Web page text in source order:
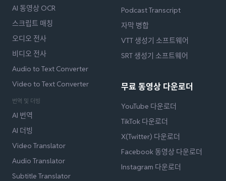
AI 동영상 OCR
스크립트 매칭
오디오 전사
비디오 전사
Audio to Text Converter
Video to Text Converter
번역 및 더빙
AI 번역
AI 더빙
Video Translator
Audio Translator
Subtitle Translator
Podcast Transcript
자막 병합
VTT 생성기 소프트웨어
SRT 생성기 소프트웨어
무료 동영상 다운로더
YouTube 다운로더
TikTok 다운로더
X(Twitter) 다운로더
Facebook 동영상 다운로더
Instagram 다운로더